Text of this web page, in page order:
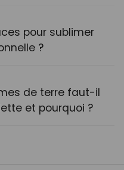
pour sublimer
?
de terre faut-il
et pourquoi ?